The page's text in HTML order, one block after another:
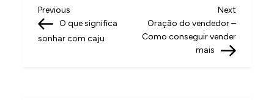
N
a
Previous
Post
Previous
O que significa
sonhar com caju
Next
Post
Next
Oração do vendedor –
Como conseguir vender
mais